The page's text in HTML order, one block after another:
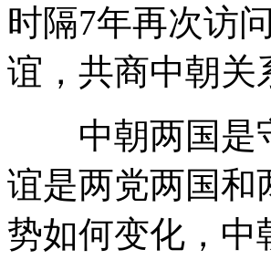
时隔7年再次访
谊，共商中朝关
中朝两国是守
谊是两党两国和
势如何变化，中